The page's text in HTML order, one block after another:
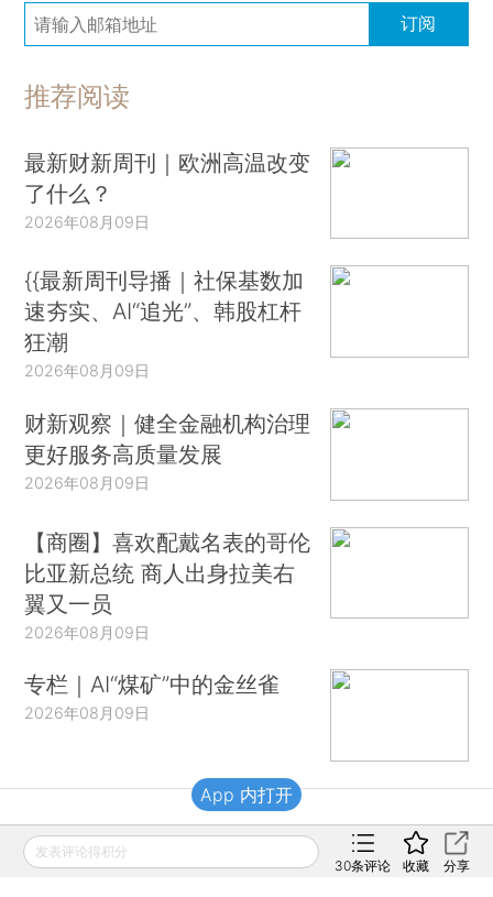
订阅
推荐阅读
最新财新周刊｜欧洲高温改变
了什么？
2026年08月09日
{{最新周刊导播｜社保基数加
速夯实、AI“追光”、韩股杠杆
狂潮
2026年08月09日
财新观察｜健全金融机构治理
更好服务高质量发展
2026年08月09日
【商圈】喜欢配戴名表的哥伦
比亚新总统 商人出身拉美右
翼又一员
2026年08月09日
专栏｜AI“煤矿”中的金丝雀
2026年08月09日
财新移动
发表评论得积分
30条评论 收藏 分享
App 内打开